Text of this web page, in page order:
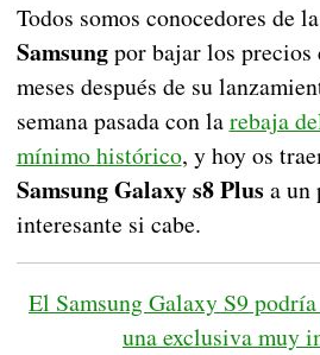
Todos somos conocedores de
Samsungpor bajar los precios
meses después de su
semana pasada con larebaja
mínimo histórico, y hoy os
Samsung Galaxy s8 Plus a un
interesante si cabe.
El Samsung Galaxy S9
una exclusiva muy